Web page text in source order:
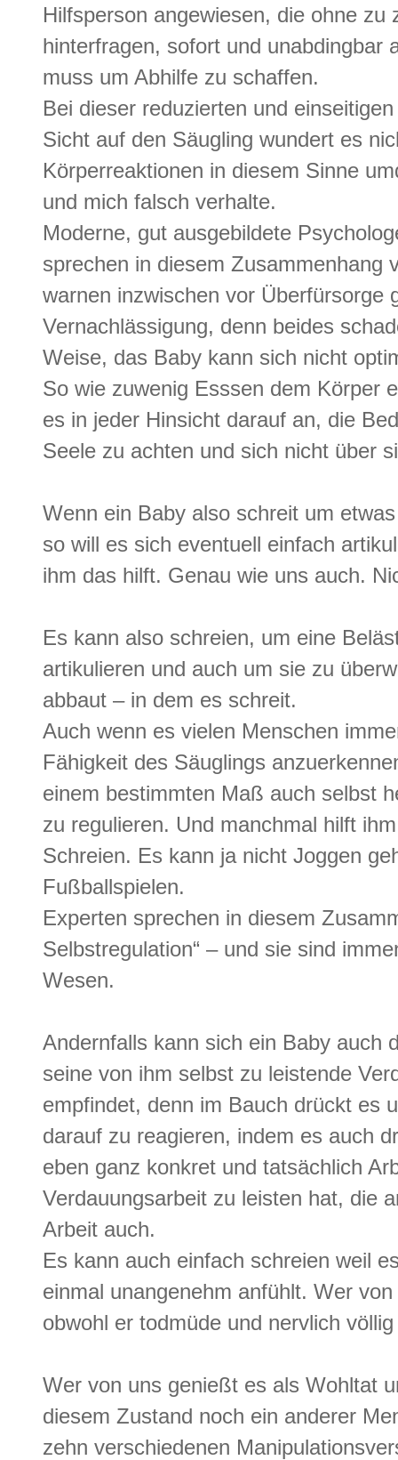
Hilfsperson angewiesen, die ohne
hinterfragen, sofort und unabdingbar
muss um Abhilfe zu schaffen.
Bei dieser reduzierten und
Sicht auf den Säugling wundert es
Körperreaktionen in diesem Sinne
und mich falsch verhalte.
Moderne, gut ausgebildete
sprechen in diesem Zusammenhang
warnen inzwischen vor Überfürsorge
Vernachlässigung, denn beides
Weise, das Baby kann sich nicht
So wie zuwenig Esssen dem Körper
es in jeder Hinsicht darauf an, die
Seele zu achten und sich nicht über
Wenn ein Baby also schreit um
so will es sich eventuell einfach
ihm das hilft. Genau wie uns auch.
Es kann also schreien, um eine
artikulieren und auch um sie zu
abbaut – in dem es schreit.
Auch wenn es vielen Menschen
Fähigkeit des Säuglings
einem bestimmten Maß auch selbst
zu regulieren. Und manchmal hilft
Schreien. Es kann ja nicht Joggen
Fußballspielen.
Experten sprechen in diesem
Selbstregulation“ – und sie sind
Wesen.
Andernfalls kann sich ein Baby auch
seine von ihm selbst zu leistende
empfindet, denn im Bauch drückt es
darauf zu reagieren, indem es auch
eben ganz konkret und tatsächlich
Verdauungsarbeit zu leisten hat, die
Arbeit auch.
Es kann auch einfach schreien weil
einmal unangenehm anfühlt. Wer
obwohl er todmüde und nervlich
Wer von uns genießt es als Wohltat
diesem Zustand noch ein anderer
zehn verschiedenen